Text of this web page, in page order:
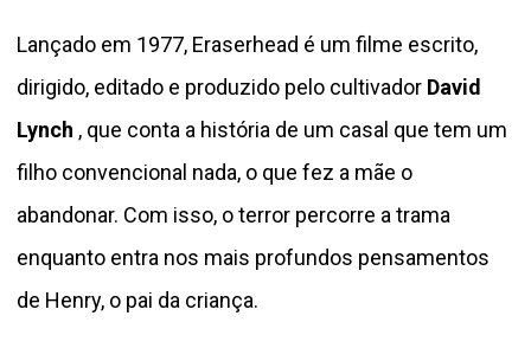
Lançado em 1977, Eraserhead é um filme escrito,
dirigido, editado e produzido pelo cultivador David
Lynch , que conta a história de um casal que tem um
filho convencional nada, o que fez a mãe o
abandonar. Com isso, o terror percorre a trama
enquanto entra nos mais profundos pensamentos
de Henry, o pai da criança.